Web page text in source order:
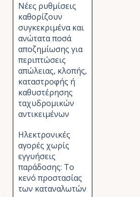
Νέες ρυθμίσεις
καθορίζουν
συγκεκριμένα και
ανώτατα ποσά
αποζημίωσης για
περιπτώσεις
απώλειας, κλοπής,
καταστροφής ή
καθυστέρησης
ταχυδρομικών
αντικειμένων
Ηλεκτρονικές
αγορές χωρίς
εγγυήσεις
παράδοσης: Το
κενό προστασίας
των καταναλωτών